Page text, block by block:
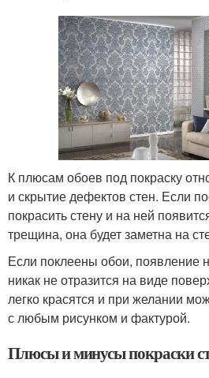
К плюсам обоев под покраску
и скрытие дефектов стен. Если
покрасить стену и на ней
трещина, она будет заметна на
Если поклеены обои, появление
никак не отразится на виде
легко красятся и при желании
с любым рисунком и фактурой.
Плюсы и минусы покраски